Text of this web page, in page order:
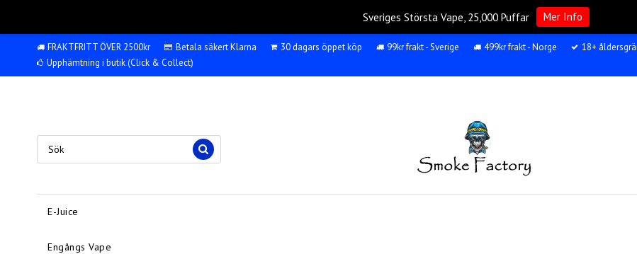
FRAKTFRITT ÖVER 2500kr Betala säkert Klarna 30 dagars öppet köp 99kr frakt - Sverige 499kr frakt - Norge 18+
Upphämtning i butik (Click & Collect)
E-Juice
Engångs Vape
Sveriges Största Vape, 25,000 Puffar Mer Info